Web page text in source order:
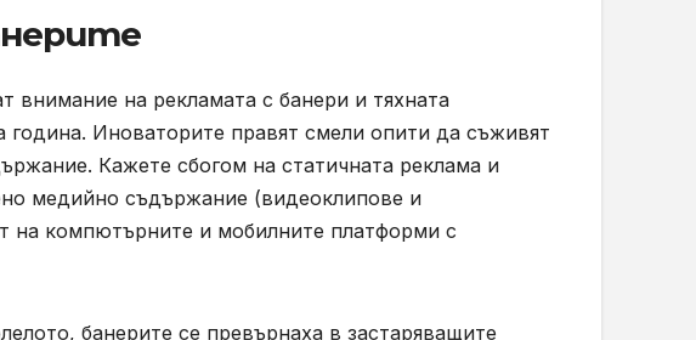
внимание на рекламата с банери и тяхната
година. Иноваторите правят смели опити да съживят
Кажете сбогом на статичната реклама и
медийно съдържание (видеоклипове и
на компютърните и мобилните платформи с
банерите се превърнаха в застаряващите